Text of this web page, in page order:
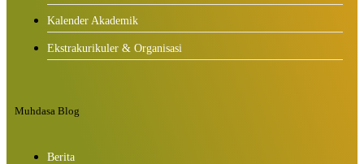
Kalender Akademik
Ekstrakurikuler & Organisasi
Muhdasa Blog
Berita